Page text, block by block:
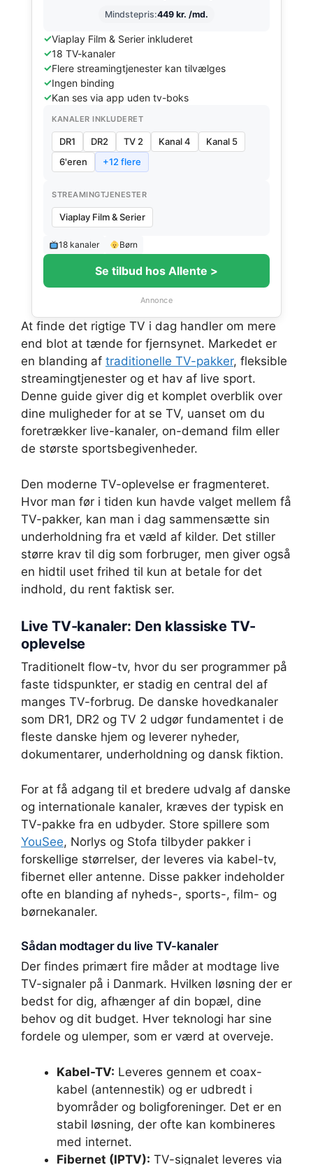
Mindstepris:449 kr. /md.
Viaplay Film & Serier inkluderet
18 TV-kanaler
Flere streamingtjenester kan tilvælges
Ingen binding
Kan ses via app uden tv-boks
KANALER INKLUDERET
DR1 DR2 TV 2 Kanal 4
Kanal 5
6'eren
+12 flere
STREAMINGTJENESTER
Viaplay Film & Serier
18 kanaler Børn
Se tilbud hos Allente >
Annonce
At finde det rigtige TV i dag handler om mere
end blot at tænde for fjernsynet. Markedet er
en blanding af traditionelle TV-pakker, fleksible
streamingtjenester og et hav af live sport.
Denne guide giver dig et komplet overblik over
dine muligheder for at se TV, uanset om du
foretrækker live-kanaler, on-demand film eller
de største sportsbegivenheder.
Den moderne TV-oplevelse er fragmenteret.
Hvor man før i tiden kun havde valget mellem få
TV-pakker, kan man i dag sammensætte sin
underholdning fra et væld af kilder. Det stiller
større krav til dig som forbruger, men giver også
en hidtil uset frihed til kun at betale for det
indhold, du rent faktisk ser.
Live TV-kanaler: Den klassiske TV-
oplevelse
Traditionelt flow-tv, hvor du ser programmer på
faste tidspunkter, er stadig en central del af
manges TV-forbrug. De danske hovedkanaler
som DR1, DR2 og TV 2 udgør fundamentet i de
fleste danske hjem og leverer nyheder,
dokumentarer, underholdning og dansk fiktion.
For at få adgang til et bredere udvalg af danske
og internationale kanaler, kræves der typisk en
TV-pakke fra en udbyder. Store spillere som
YouSee, Norlys og Stofa tilbyder pakker i
forskellige størrelser, der leveres via kabel-tv,
fibernet eller antenne. Disse pakker indeholder
ofte en blanding af nyheds-, sports-, film- og
børnekanaler.
Sådan modtager du live TV-kanaler
Der findes primært fire måder at modtage live
TV-signaler på i Danmark. Hvilken løsning der er
bedst for dig, afhænger af din bopæl, dine
behov og dit budget. Hver teknologi har sine
fordele og ulemper, som er værd at overveje.
Kabel-TV: Leveres gennem et coax-
kabel (antennestik) og er udbredt i
byområder og boligforeninger. Det er en
stabil løsning, der ofte kan kombineres
med internet.
Fibernet (IPTV): TV-signalet leveres via